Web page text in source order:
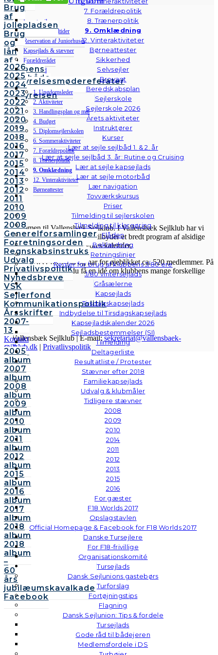
7. Forældrepolitik
8. Trænerpolitik
9. Omklædning
12. Vinteraktiviteter
Børneattester
Sikkerhed
Selvsejler
Brovagt
Beredskabsplan
Sejlerskole
Sejlerskole 2026
Årets aktiviteter
Instruktører
Kurser
Lær at sejle sejlbåd 1. & 2. år
Lær at sejle sejlbåd 3. år: Rutine og Cruising
Lær at sejle kapsejlads
Lær at sejle motorbåd
Lær navigation
Tovværkskursus
Priser
Tilmelding til sejlerskolen
Tilmelding til klargøring
Flåden
Beklædning
Retningslinjer
Regler for brug af klubbens J/80’ere
J/80 vintersejlads
Gråsælerne
Kapsejlads
Tirsdagskapsejlads
Indbydelse til Tirsdagskapsejlads
Kapsejladskalender 2026
Sejladsbestemmelser (SI)
Tilmelding
Deltagerliste
Resultatliste / Protester
Stævner efter 2018
Familiekapsejlads
Udvalg & klubmåler
Tidligere stævner
2008
2009
2010
2014
2011
2012
2013
2015
2016
For gæster
F18 Worlds 2017
Opslagstavlen
Official Homepage & Facebook for F18 Worlds 2017
Danske Tursejlere
For F18-frivillige
Organisationskomité
Tursejlads
Dansk Sejlunions gastebørs
Turforslag
Fortøjningstips
Flagning
Dansk Sejlunion: Tips & fordele
Tursejlads
Gode råd til bådejeren
Medlemsfordele i DS
Brug
af
jollepladsen
Brug
og
lån
af
klubbens
følgebåde
Vedtægter
Bestyrelsen
Bestyrelsesmødereferater
2026
2025
2024
2023
2022
2021
2020
2019
2018
2016
2017
2015
2014
2013
2012
2011
2010
2009
2008
Generelforsamlinger
Forretningsorden
Regnskabsinstruks
Udvalg
Privatlivspolitik
Nyhedsbreve
VSK
Sejlerfond
Kommunikationspolitik
Årsskrifter
2007-
13
Kontakt
Galleri
Andre
fotos
2005
album
2007
album
2008
album
2009
album
2010
album
2011
album
2012
album
2015
album
2016
album
2017
album
2018
album
2018
album
–
60
års
jubilæumskavalkade
Facebook
Lær at sejle
Træning og sejltider
Reservation af Juniorhuset
Kapsejlads & stævner
Forældrerådet
Sikkerhed
Ungdomsvenlig
1. Ungdomsleder
2. Aktiviteter
3. Handlingsplan og mål
4. Budget
5. Diplomsejlerskolen
6. Sommeraktiviteter
7. Forældrepolitik
8. Trænerpolitik
9. Omklædning
12. Vinteraktiviteter
Børneattester
VSK
Velkommen til Vallensbæk Sejlklub. I Vallensbæk Sejlklub har vi
mottoet “den aktive klub”. Vi tilbyder et bredt program af alsidige
aktiviteter, som fremgår af vores kalender.
Sejlklubben er fra 1958 og har for øjeblikket ca. 520 medlemmer. På
hjemmesiden her kan du få en idé om klubbens mange forskellige
aktiviteter.
© Vallensbæk Sejlklub | E-mail:sekretariat@vallensbaek-
sejlklub.dk | Privatlivspolitik